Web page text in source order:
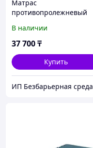
Матрас
противопролежневый
STANDARD
В наличии
37 700₸
Купить
ИП Безбарьерная среда